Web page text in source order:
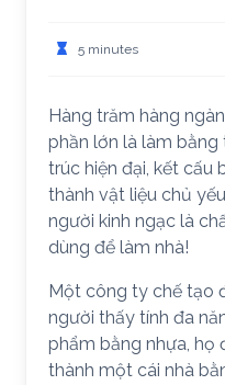
5 minutes
Hàng trăm hàng
phần lớn là làm bằng
trúc hiện đại, kết cấu
thành vật liệu chủ
người kinh ngạc là
dùng để làm nhà!
Một công ty chế tạo
người thấy tính đa
phẩm bằng nhựa, họ
thành một cái nhà